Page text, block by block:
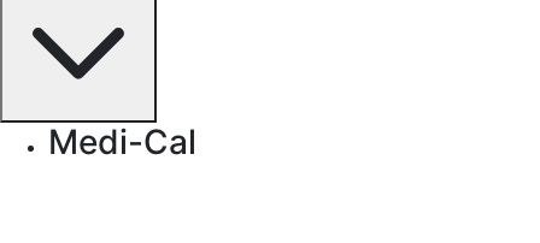
Medi-Cal